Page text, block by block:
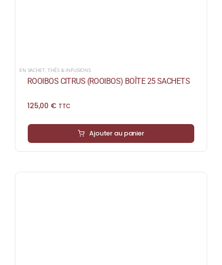
EN SACHET,THÉS & INFUSIONS
ROOIBOS CITRUS (ROOIBOS) BOÎTE 25 SACHETS
125,00 € TTC
Ajouter au panier